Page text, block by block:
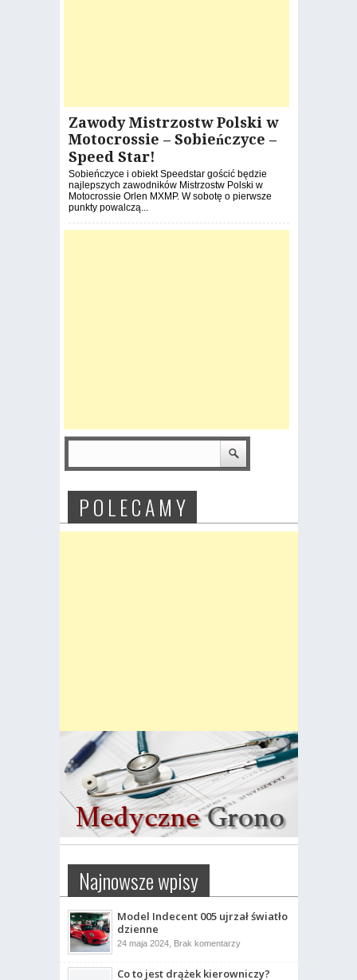
Zawody Mistrzostw Polski w
Motocrossie – Sobieńczyce –
Speed Star!
Sobieńczyce i obiekt Speedstar gościć będzie
najlepszych zawodników Mistrzostw Polski w
Motocrossie Orlen MXMP. W sobotę o pierwsze
punkty powalczą...
P O L E C A M Y
Najnowsze wpisy
Model Indecent 005 ujrzał światło
dzienne
24 maja 2024, Brak komentarzydo
005
Co to jest drążek kierowniczy?